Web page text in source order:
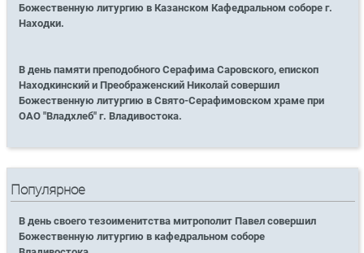
Божественную литургию в Казанском Кафедральном соборе г.
Находки.
В день памяти преподобного Серафима Саровского, епископ
Находкинский и Преображенский Николай совершил
Божественную литургию в Свято-Серафимовском храме при
ОАО "Владхлеб" г. Владивостока.
Популярное
В день своего тезоименитства митрополит Павел совершил
Божественную литургию в кафедральном соборе